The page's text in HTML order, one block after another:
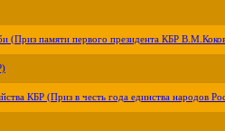
(Приз памяти первого президента КБР
КБР (Приз в честь года единства народов